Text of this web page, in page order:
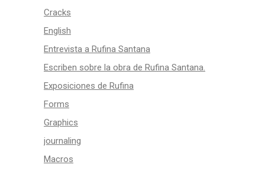
Cracks
English
Entrevista a Rufina Santana
Escriben sobre la obra de Rufina Santana.
Exposiciones de Rufina
Forms
Graphics
journaling
Macros